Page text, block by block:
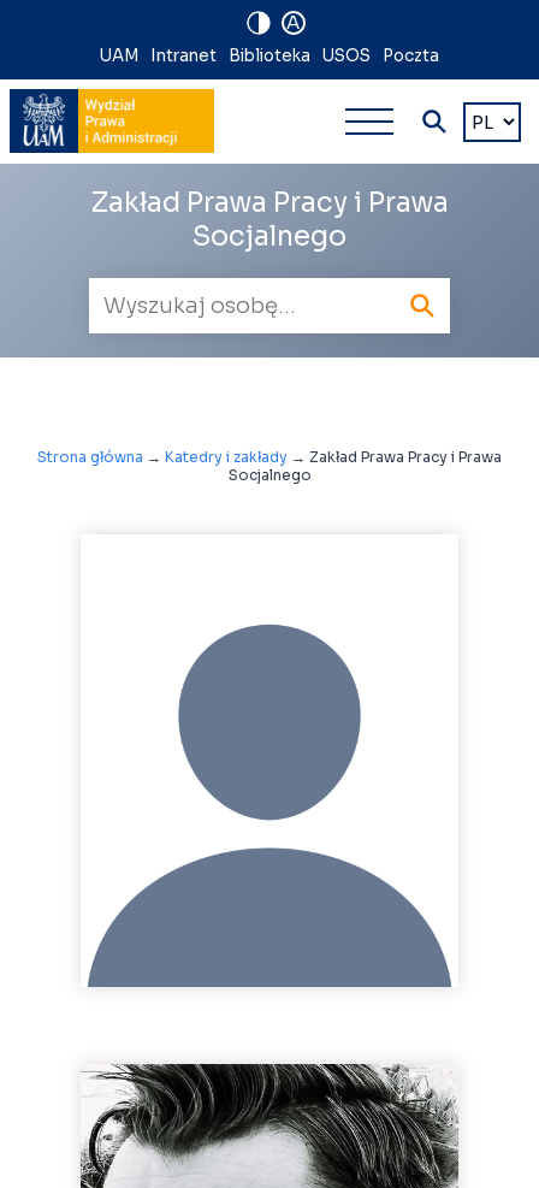
A
Nawigacja
na
skróty
UAM Intranet Biblioteka USOS Poczta
główna
Wybierz
język
Zakład Prawa Pracy i Prawa
Socjalnego
pracowników
Strona główna → Katedry i zakłady → Zakład Prawa Pracy i Prawa
Socjalnego